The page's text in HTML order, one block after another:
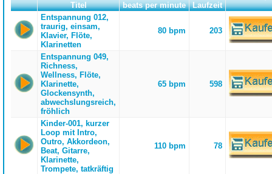
Titel beats per minute
Laufzeit
Entspannung 012,
traurig, einsam,
Klavier, Flöte,
Klarinetten
80 bpm 203
Entspannung 049,
Richness,
Wellness, Flöte,
Klarinette,
Glockensynth,
abwechslungsreich,
fröhlich
65 bpm 598
Kinder-001, kurzer
Loop mit Intro,
Outro, Akkordeon,
Beat, Gitarre,
Klarinette,
Trompete, tatkräftig
110 bpm 78